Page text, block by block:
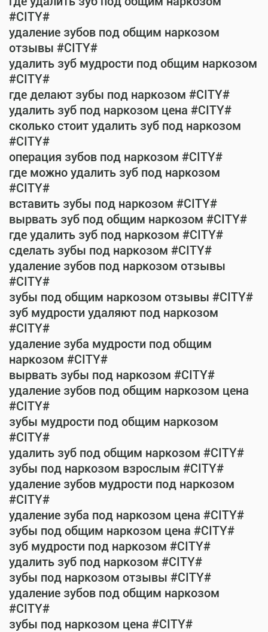
#CITY#
удаление зубов под общим наркозом
отзывы #CITY#
удалить зуб мудрости под общим наркозом
#CITY#
где делают зубы под наркозом #CITY#
удалить зуб под наркозом цена #CITY#
сколько стоит удалить зуб под наркозом
#CITY#
операция зубов под наркозом #CITY#
где можно удалить зуб под наркозом
#CITY#
вставить зубы под наркозом #CITY#
вырвать зуб под общим наркозом #CITY#
где удалить зуб под наркозом #CITY#
сделать зубы под наркозом #CITY#
удаление зубов под наркозом отзывы
#CITY#
зубы под общим наркозом отзывы #CITY#
зуб мудрости удаляют под наркозом
#CITY#
удаление зуба мудрости под общим
наркозом #CITY#
вырвать зубы под наркозом #CITY#
удаление зубов под общим наркозом цена
#CITY#
зубы мудрости под общим наркозом
#CITY#
удалить зуб под общим наркозом #CITY#
зубы под наркозом взрослым #CITY#
удаление зубов мудрости под наркозом
#CITY#
удаление зуба под наркозом цена #CITY#
зубы под общим наркозом цена #CITY#
зуб мудрости под наркозом #CITY#
удалить зуб под наркозом #CITY#
зубы под наркозом отзывы #CITY#
удаление зубов под общим наркозом
#CITY#
зубы под наркозом цена #CITY#